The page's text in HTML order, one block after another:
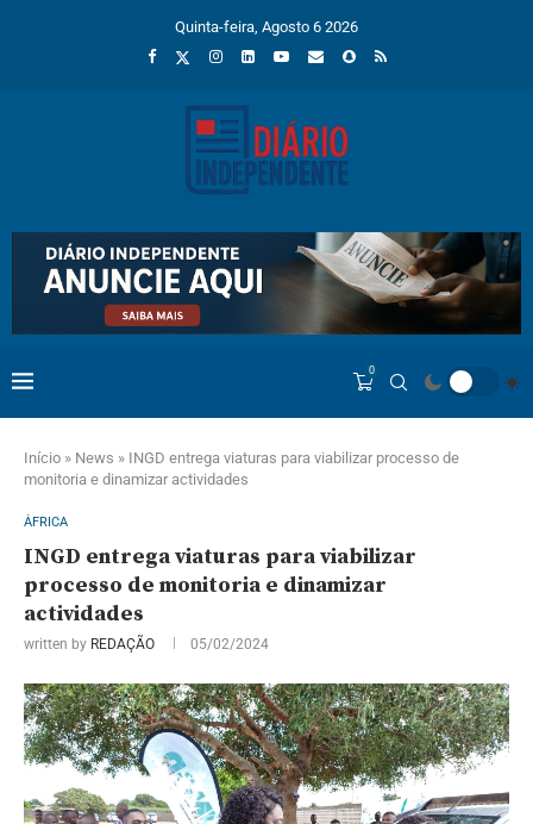
Quinta-feira, Agosto 6 2026
0
Início » News » INGD entrega viaturas para viabilizar processo de
monitoria e dinamizar actividades
ÁFRICA
INGD entrega viaturas para viabilizar
processo de monitoria e dinamizar
actividades
written by REDAÇÃO 05/02/2024